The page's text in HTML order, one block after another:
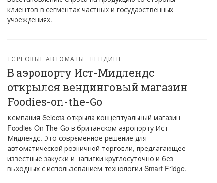
клиентов в сегментах частных и государственных
учреждениях.
ТОРГОВЫЕ АВТОМАТЫ ВЕНДИНГ
В аэропорту Ист-Мидлендс
открылся вендинговый магазин
Foodies-on-the-Go
Компания Selecta открыла концептуальный магазин
Foodies-On-The-Go в британском аэропорту Ист-
Мидлендс. Это современное решение для
автоматической розничной торговли, предлагающее
известные закуски и напитки круглосуточно и без
выходных с использованием технологии Smart Fridge.